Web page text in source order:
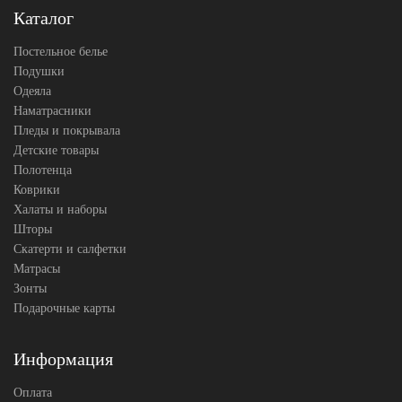
Каталог
Постельное белье
Подушки
Одеяла
Наматрасники
Пледы и покрывала
Детские товары
Полотенца
Коврики
Халаты и наборы
Шторы
Скатерти и салфетки
Матрасы
Зонты
Подарочные карты
Информация
Оплата